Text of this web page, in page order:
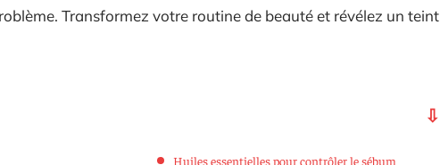
Transformez votre routine de beauté et révélez un teint
Huiles essentielles pour contrôler le sébum